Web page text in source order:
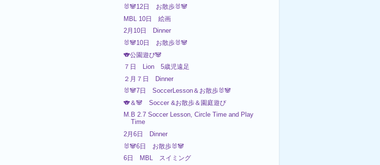
🐰🐼12日 お散歩🐰🐼
MBL 10日 絵画
2月10日 Dinner
🐰🐼10日 お散歩🐰🐼
🐨公園遊び🐼
７日 Lion 5歳児遠足
２月７日 Dinner
🐰🐼7日 SoccerLesson＆お散歩🐰🐼
🐨＆🐼 Soccer &お散歩＆園庭遊び
M.B 2.7 Soccer Lesson, Circle Time and Play
Time
2月6日 Dinner
🐰🐼6日 お散歩🐰🐼
6日 MBL スイミング